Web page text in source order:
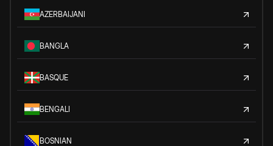
AZERBAIJANI
BANGLA
BASQUE
BENGALI
BOSNIAN